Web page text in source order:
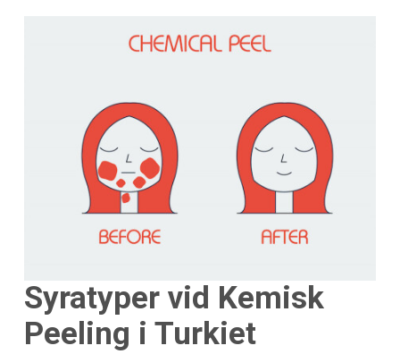
Syratyper vid Kemisk
Peeling i Turkiet